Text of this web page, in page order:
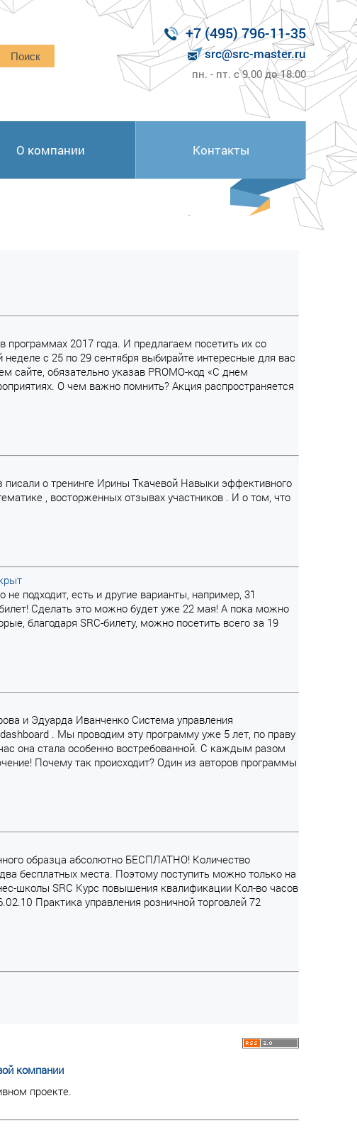
Поиск
+7 (495) 796-11-35
src@src-master.ru
пн. - пт. с 9.00 до 18.00
О компании Контакты
2017 года. И предлагаем посетить их со
с 25 по 29 сентября выбирайте интересные для вас
сайте, обязательно указав PROMO-код «С днем
О чем важно помнить? Акция распространяется
о тренинге Ирины Ткачевой Навыки эффективного
, восторженных отзывах участников . И о том, что
подходит, есть и другие варианты, например, 31
Сделать это можно будет уже 22 мая! А пока можно
благодаря SRC-билету, можно посетить всего за 19
и Эдуарда Иванченко Система управления
. Мы проводим эту программу уже 5 лет, по праву
она стала особенно востребованной. С каждым разом
Почему так происходит? Один из авторов программы
образца абсолютно БЕСПЛАТНО! Количество
бесплатных места. Поэтому поступить можно только на
школы SRC Курс повышения квалификации Кол-во часов
Практика управления розничной торговлей 72
компании
проекте.